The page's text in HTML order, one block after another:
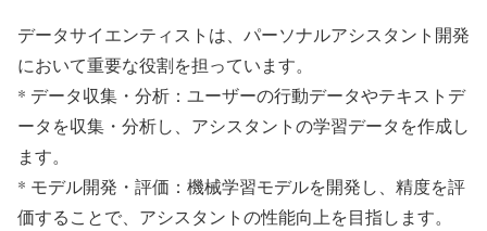
データサイエンティストは、パーソナルアシスタント開発
において重要な役割を担っています。
* データ収集・分析：ユーザーの行動データやテキストデ
ータを収集・分析し、アシスタントの学習データを作成し
ます。
* モデル開発・評価：機械学習モデルを開発し、精度を評
価することで、アシスタントの性能向上を目指します。